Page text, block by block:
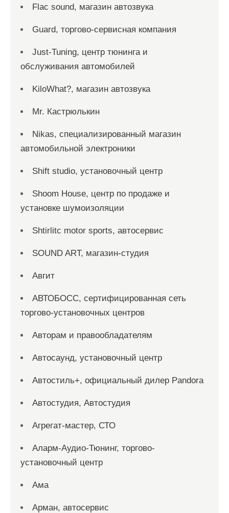
Flac sound, магазин автозвука
Guard, торгово-сервисная компания
Just-Tuning, центр тюнинга и
обслуживания автомобилей
KiloWhat?, магазин автозвука
Mr. Кастрюлькин
Nikas, специализированный магазин
автомобильной электроники
Shift studio, установочный центр
Shoom House, центр по продаже и
установке шумоизоляции
Shtirlitc motor sports, автосервис
SOUND ART, магазин-студия
Авгит
АВТОБОСС, сертифицированная сеть
торгово-установочных центров
Авторам и правообладателям
Автосаунд, установочный центр
Автостиль+, официальный дилер Pandora
Автостудия, Автостудия
Агрегат-мастер, СТО
Аларм-Аудио-Тюнинг, торгово-
установочный центр
Ама
Арман, автосервис